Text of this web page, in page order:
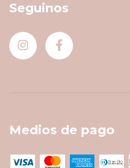
Seguinos
Medios de pago